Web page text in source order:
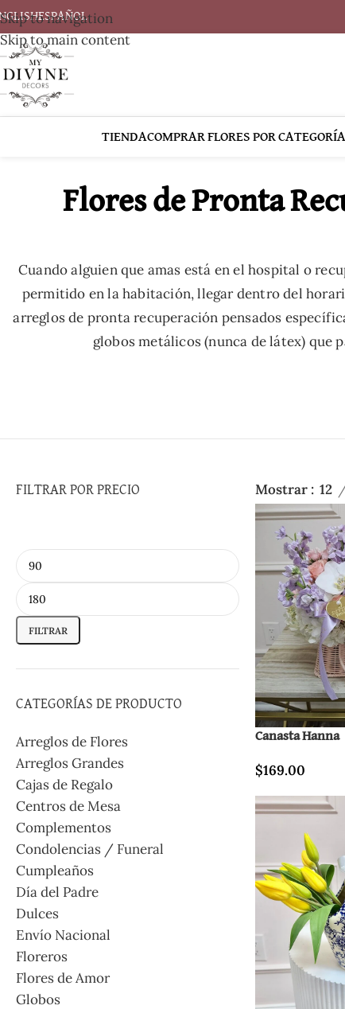
Skip to navigation
Skip to main content
ESPAÑOL
TIENDACOMPRAR FLORES POR
Flores de Pronta
Cuando alguien que amas está en el hospital o
permitido en la habitación, llegar dentro del
arreglos de pronta recuperación pensados
globos metálicos (nunca de látex) que
FILTRAR POR PRECIO
FILTRAR
CATEGORÍAS DE PRODUCTO
Arreglos de Flores
Arreglos Grandes
Cajas de Regalo
Centros de Mesa
Complementos
Condolencias / Funeral
Cumpleaños
Día del Padre
Dulces
Envío Nacional
Floreros
Flores de Amor
Globos
Mostrar 12
Canasta Hanna
$169.00